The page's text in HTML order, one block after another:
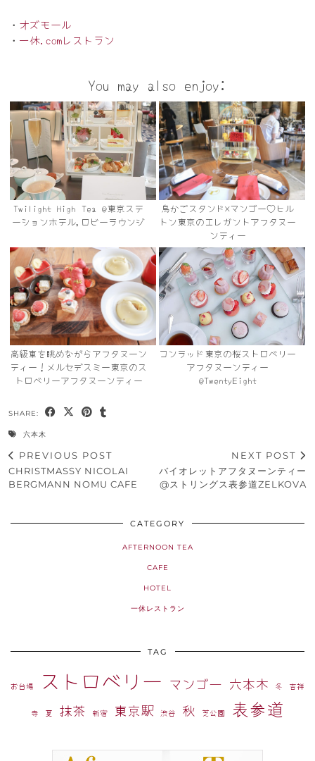
・ オズモール
・ 一休.comレストラン
You may also enjoy:
Twilight High Tea @東京ステ
ーションホテル,ロビーラウンジ
鳥かごスタンド×マンゴー♡ヒル
トン東京のエレガントアフタヌー
ンティー
高級車を眺めながらアフタヌーン
ティー！メルセデスミー東京のス
トロベリーアフタヌーンティー
コンラッド東京の桜ストロベリー
アフタヌーンティー
@TwentyEight
SHARE:
六本木
PREVIOUS POST
CHRISTMASSY NICOLAI
BERGMANN NOMU CAFE
NEXT POST
バイオレットアフタヌーンティー
@ストリングス表参道ZELKOVA
CATEGORY
AFTERNOON TEA
CAFE
HOTEL
一休レストラン
TAG
お台場 ストロベリー マンゴー 六本木 冬 吉祥
寺 夏 抹茶 新宿 東京駅 渋谷 秋 芝公園 表参道